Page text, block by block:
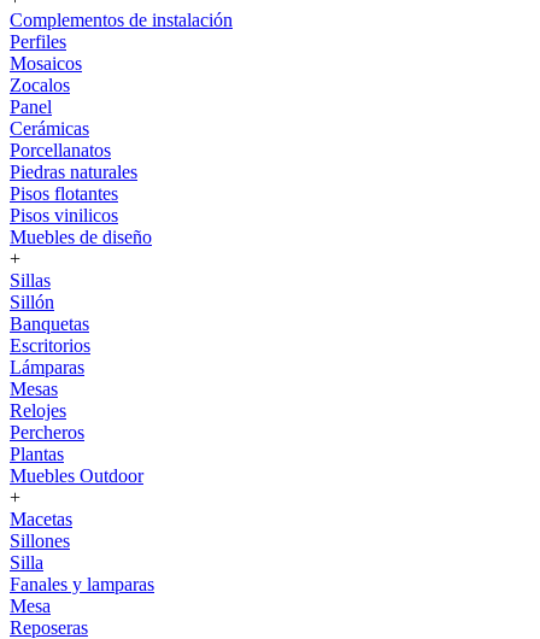
Complementos de instalación
Perfiles
Mosaicos
Zocalos
Panel
Cerámicas
Porcellanatos
Piedras naturales
Pisos flotantes
Pisos vinilicos
Muebles de diseño
+
Sillas
Sillón
Banquetas
Escritorios
Lámparas
Mesas
Relojes
Percheros
Plantas
Muebles Outdoor
+
Macetas
Sillones
Silla
Fanales y lamparas
Mesa
Reposeras